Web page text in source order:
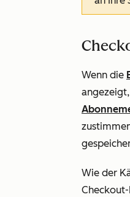
Wenn die
Wie der